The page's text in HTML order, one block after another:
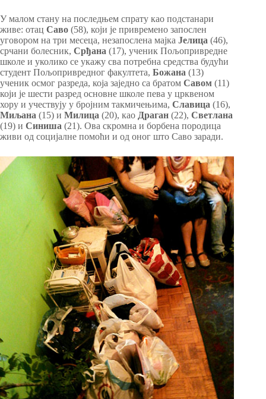
У малом стану на последњем спрату као подстанари
живе: отац Саво (58), који је привремено запослен
уговором на три месеца, незапослена мајка Јелица (46),
срчани болесник, Срђана (17), ученик Пољопривредне
школе и уколико се укажу сва потребна средства будући
студент Пољопривредног факултета, Божана (13)
ученик осмог разреда, која заједно са братом Савом (11)
који је шести разред основне школе пева у црквеном
хору и учествују у бројним такмичењима, Славица (16),
Миљана (15) и Милица (20), као Драган (22), Светлана
(19) и Синиша (21). Ова скромна и борбена породица
живи од социјалне помоћи и од оног што Саво заради.